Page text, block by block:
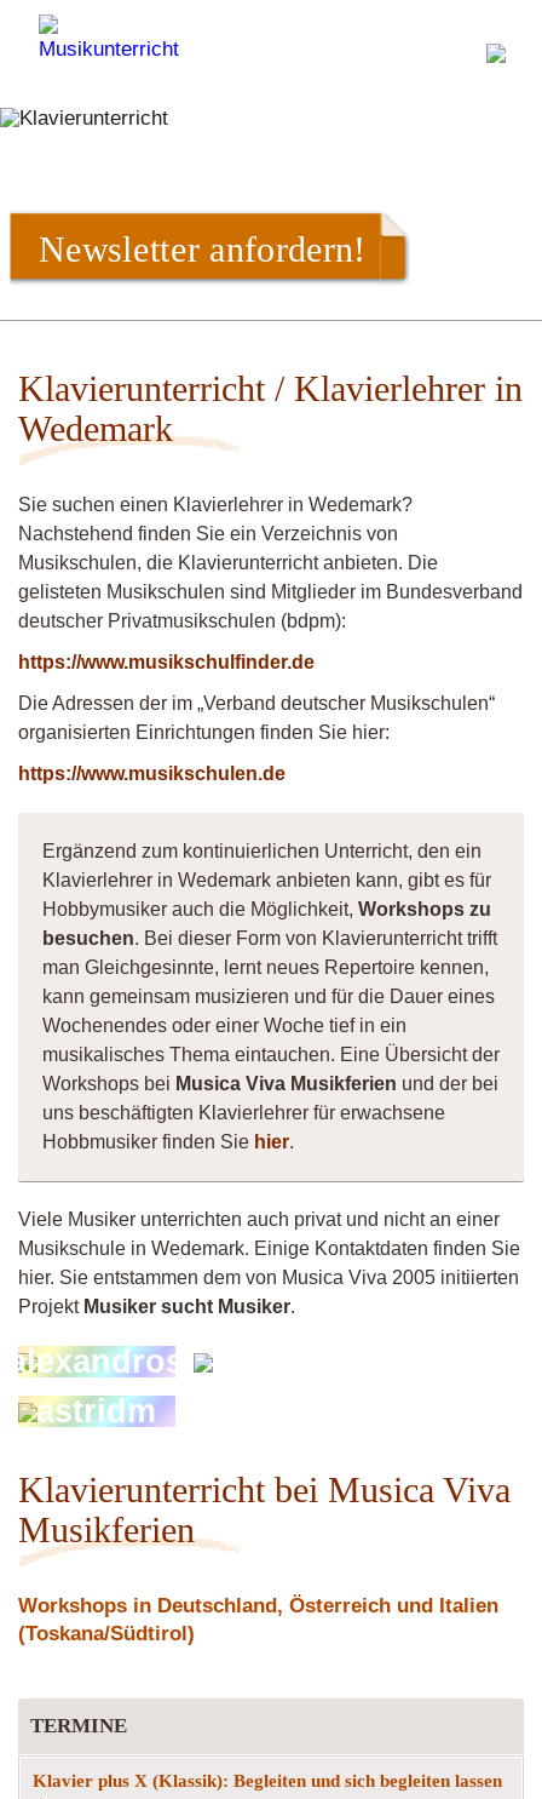
Newsletter anfordern!
Klavierunterricht / Klavierlehrer in
Wedemark
Sie suchen einen Klavierlehrer in Wedemark?
Nachstehend finden Sie ein Verzeichnis von
Musikschulen, die Klavierunterricht anbieten. Die
gelisteten Musikschulen sind Mitglieder im Bundesverband
deutscher Privatmusikschulen (bdpm):
https://www.musikschulfinder.de
Die Adressen der im „Verband deutscher Musikschulen“
organisierten Einrichtungen finden Sie hier:
https://www.musikschulen.de
Ergänzend zum kontinuierlichen Unterricht, den ein
Klavierlehrer in Wedemark anbieten kann, gibt es für
Hobbymusiker auch die Möglichkeit, Workshops zu
besuchen. Bei dieser Form von Klavierunterricht trifft
man Gleichgesinnte, lernt neues Repertoire kennen,
kann gemeinsam musizieren und für die Dauer eines
Wochenendes oder einer Woche tief in ein
musikalisches Thema eintauchen. Eine Übersicht der
Workshops bei Musica Viva Musikferien und der bei
uns beschäftigten Klavierlehrer für erwachsene
Hobbmusiker finden Sie hier.
Viele Musiker unterrichten auch privat und nicht an einer
Musikschule in Wedemark. Einige Kontaktdaten finden Sie
hier. Sie entstammen dem von Musica Viva 2005 initiierten
Projekt Musiker sucht Musiker.
alexandros
astridm
Klavierunterricht bei Musica Viva
Musikferien
Workshops in Deutschland, Österreich und Italien
(Toskana/Südtirol)
TERMINE
Klavier plus X (Klassik): Begleiten und sich begleiten lassen